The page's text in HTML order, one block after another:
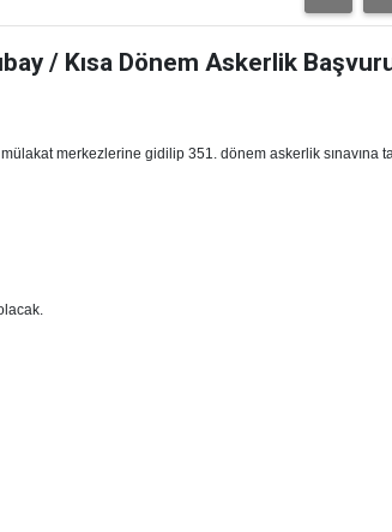
/ Kısa Dönem Askerlik
merkezlerine gidilip 351. dönem askerlik sınavına